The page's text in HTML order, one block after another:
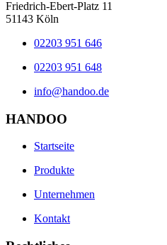
Friedrich-Ebert-Platz 11
51143 Köln
02203 951 646
02203 951 648
info@handoo.de
HANDOO
Startseite
Produkte
Unternehmen
Kontakt